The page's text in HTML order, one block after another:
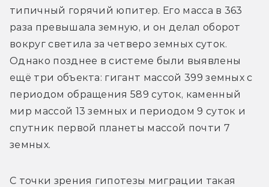
типичный горячий юпитер. Его масса в 363
раза превышала земную, и он делал оборот
вокруг светила за четверо земных суток.
Однако позднее в системе были выявлены
ещё три объекта: гигант массой 399 земных с
периодом обращения 589 суток, каменный
мир массой 13 земных и периодом 9 суток и
спутник первой планеты массой почти 7
земных.
С точки зрения гипотезы миграции такая